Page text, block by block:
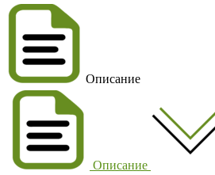
Описание
Описание